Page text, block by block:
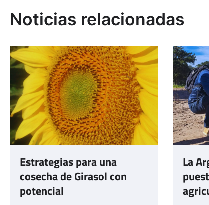
Noticias relacionadas
Estrategias para una
cosecha de Girasol con
potencial
La